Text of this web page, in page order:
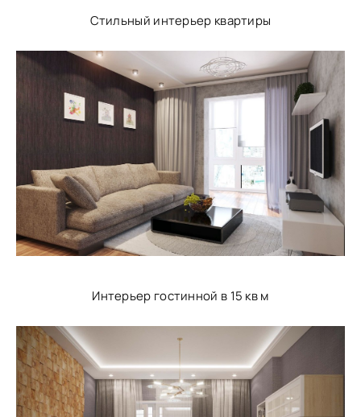
Стильный интерьер квартиры
Интерьер гостинной в 15 кв м